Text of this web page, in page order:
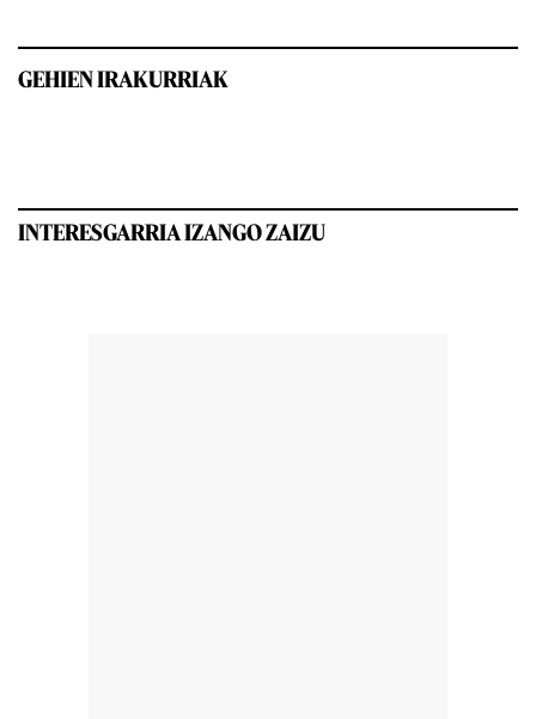
GEHIEN IRAKURRIAK
INTERESGARRIA IZANGO ZAIZU